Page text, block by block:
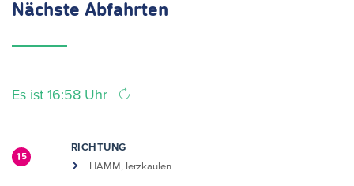
Nächste Abfahrten
Es ist 16:58 Uhr
15
RICHTUNG
HAMM, Ierzkaulen